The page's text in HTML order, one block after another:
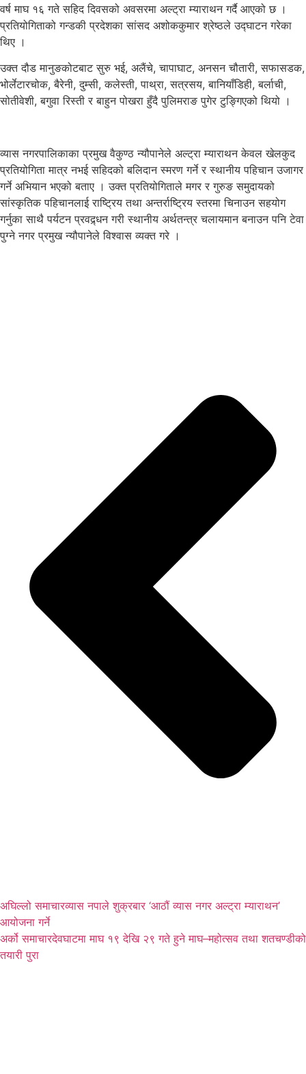
वर्ष माघ १६ गते सहिद दिवसको अवसरमा अल्ट्रा म्याराथन गर्दै आएको छ ।
प्रतियोगिताको गन्डकी प्रदेशका सांसद अशोककुमार श्रेष्ठले उद्घाटन गरेका
थिए ।
उक्त दौड मानुङकोटबाट सुरु भई, अलैंचे, चापाघाट, अनसन चौतारी, सफासडक,
भोर्लेटारचोक, बैरेनी, दुम्सी, कलेस्ती, पाथ्रा, सत्रसय, बानियाँडिही, बर्लाची,
सोतीवेशी, बगुवा रिस्ती र बाहुन पोखरा हुँदै पुलिमराङ पुगेर टुङ्गिएको थियो ।
व्यास नगरपालिकाका प्रमुख वैकुण्ठ न्यौपानेले अल्ट्रा म्याराथन केवल खेलकुद
प्रतियोगिता मात्र नभई सहिदको बलिदान स्मरण गर्ने र स्थानीय पहिचान उजागर
गर्ने अभियान भएको बताए । उक्त प्रतियोगिताले मगर र गुरुङ समुदायको
सांस्कृतिक पहिचानलाई राष्ट्रिय तथा अन्तर्राष्ट्रिय स्तरमा चिनाउन सहयोग
गर्नुका साथै पर्यटन प्रवद्र्धन गरी स्थानीय अर्थतन्त्र चलायमान बनाउन पनि टेवा
पुग्ने नगर प्रमुख न्यौपानेले विश्वास व्यक्त गरे ।
अघिल्लो समाचारव्यास नपाले शुक्रबार ‘आठौं व्यास नगर अल्ट्रा म्याराथन’
आयोजना गर्ने
अर्को समाचारदेवघाटमा माघ १९ देखि २९ गते हुने माघ–महोत्सव तथा शतचण्डीको
तयारी पुरा